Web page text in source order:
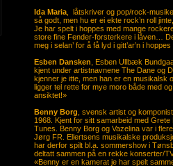
Ida Maria , låtskriver og pop/rock-
så godt, men hu er ei ekte rock’n roll
Je har spelt i hoppes med mange
store fine Fender-forsterkere i låven…
meg i selan’ for å få lyd i gitt’ar’n i
Esben Dansken , Esben Ullbæk
kjent under artistnavnene The Dane og
kjenner je itte, men han er en musikalsk
ligger tel rette for mye moro både med
ansiktet!»
Benny Borg , svensk artist og
1968. Kjent for sitt samarbeid med
Tunes. Benny Borg og Vazelina var i
Jørg FR. Ellertsens musikalske
har derfor spilt bl.a. sommershow i
deltatt sammen på en rekke konserter/
«Benny er en kamerat je har spelt